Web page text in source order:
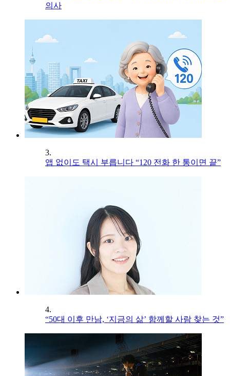
의사
3.
앱 없이도 택시 부릅니다 “120 전화 한 통이면 끝”
4.
“50대 이후 만남, ‘지금의 삶’ 함께할 사람 찾는 것”